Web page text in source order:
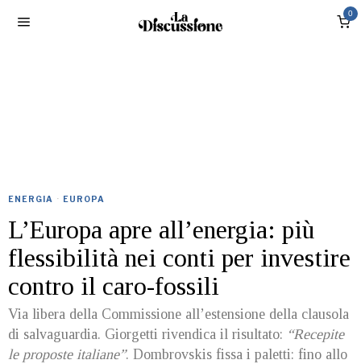
0
ENERGIA · EUROPA
L’Europa apre all’energia: più
flessibilità nei conti per investire
contro il caro-fossili
Via libera della Commissione all’estensione della clausola
di salvaguardia. Giorgetti rivendica il risultato: “Recepite
le proposte italiane”. Dombrovskis fissa i paletti: fino allo